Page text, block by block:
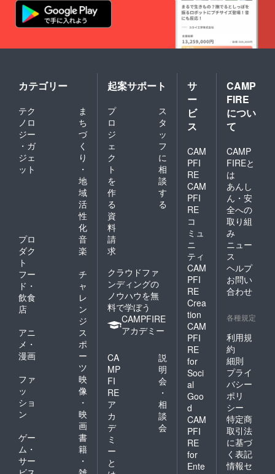
カテゴリー
テク
ノロ
ジー
・ガ
ジェ
ット
ま
ち
づ
く
り
・
地
域
活
性
化
プロ
ダク
ト
音
楽
フー
ド・
飲食
店
チ
ャ
レ
ン
ジ
アニ
メ・
漫画
ス
ポ
ー
ツ
ファ
ッ
ショ
ン
映
像
・
映
画
ゲー
ム・
サー
書
籍
・
起案サポート
プ
ロ
ジ
ェ
ク
ト
を
作
る
ス
タ
ッ
フ
に
相
談
す
る
資
料
請
求
クラウドファ
ンディングの
ノウハウを無
料で学ぼう
CAMPFIRE
アカデミー
CA
MP
FI
RE
ア
カ
デ
ミ
ー
と
説
明
会
・
相
談
会
サ
ー
ビ
ス
CAM
PFI
RE
CAM
PFI
RE
コ
ミュ
ニ
ティ
CAM
PFI
RE
Crea
tion
CAM
PFI
RE
for
Soci
al
Goo
d
CAM
PFI
RE
for
Ente
CAMP
FIRE
につい
て
CAMP
FIREと
は
あんし
ん・安
全への
取り組
み
ニュー
ス
ヘルプ
お問い
合わせ
各種規定
利用規
約
細則
プライ
バシー
ポリ
シー
特定商
取引法
に基づ
く表記
情報セ